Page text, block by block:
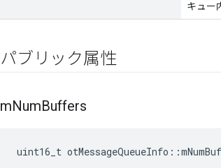
キュー
パブリック属性
mNumBuffers
uint16_t otMessageQueueInfo ::